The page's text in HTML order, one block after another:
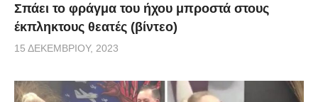
Σπάει το φράγμα του ήχου μπροστά στους
έκπληκτους θεατές (βίντεο)
15 ΔΕΚΕΜΒΡΊΟΥ, 2023